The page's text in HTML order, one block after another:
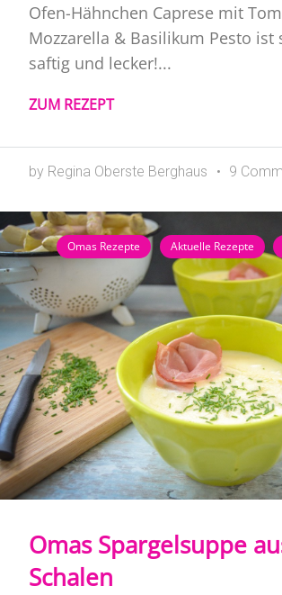
Ofen-Hähnchen Caprese mit
Mozzarella & Basilikum Pesto ist
saftig und lecker!...
ZUM REZEPT
by Regina Oberste Berghaus 9
Omas Rezepte Aktuelle Rezepte
Omas Spargelsuppe
Schalen